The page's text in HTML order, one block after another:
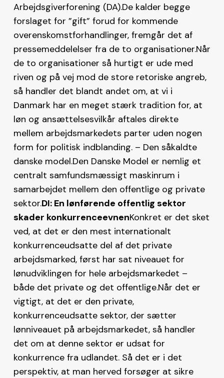
Arbejdsgiverforening (DA).De kalder begge
forslaget for ”gift” forud for kommende
overenskomstforhandlinger, fremgår det af
pressemeddelelser fra de to organisationer.Når
de to organisationer så hurtigt er ude med
riven og på vej mod de store retoriske angreb,
så handler det blandt andet om, at vi i
Danmark har en meget stærk tradition for, at
løn og ansættelsesvilkår aftales direkte
mellem arbejdsmarkedets parter uden nogen
form for politisk indblanding. – Den såkaldte
danske model.Den Danske Model er nemlig et
centralt samfundsmæssigt maskinrum i
samarbejdet mellem den offentlige og private
sektor.DI: En lønførende offentlig sektor
skader konkurrenceevnenKonkret er det sket
ved, at det er den mest internationalt
konkurrenceudsatte del af det private
arbejdsmarked, først har sat niveauet for
lønudviklingen for hele arbejdsmarkedet –
både det private og det offentlige.Når det er
vigtigt, at det er den private,
konkurrenceudsatte sektor, der sætter
lønniveauet på arbejdsmarkedet, så handler
det om at denne sektor er udsat for
konkurrence fra udlandet. Så det er i det
perspektiv, at man herved forsøger at sikre